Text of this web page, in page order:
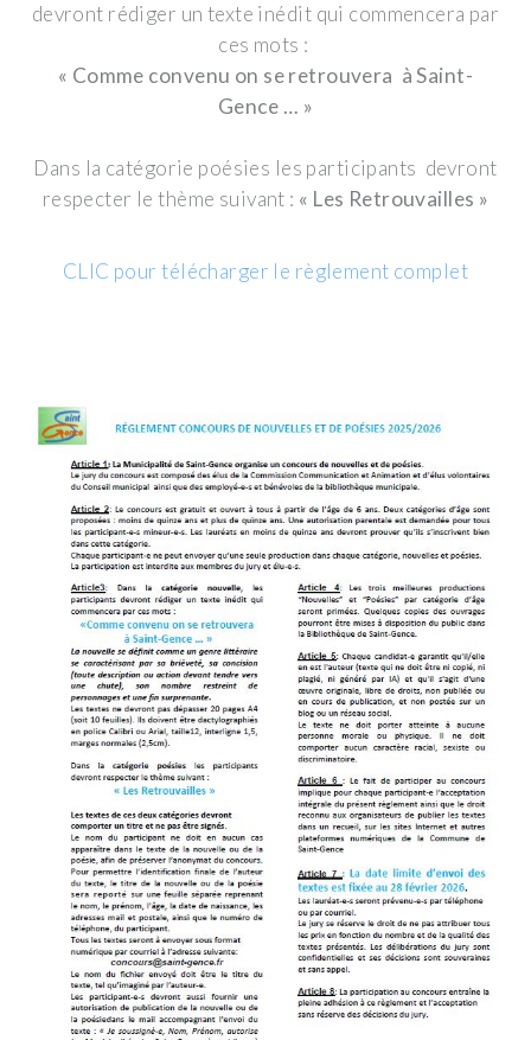
devront rédiger un texte inédit qui commencera par
ces mots :
« Comme convenu on se retrouvera à Saint-
Gence … »
Dans la catégorie poésies les participants devront
respecter le thème suivant : « Les Retrouvailles »
CLIC pour télécharger le règlement complet